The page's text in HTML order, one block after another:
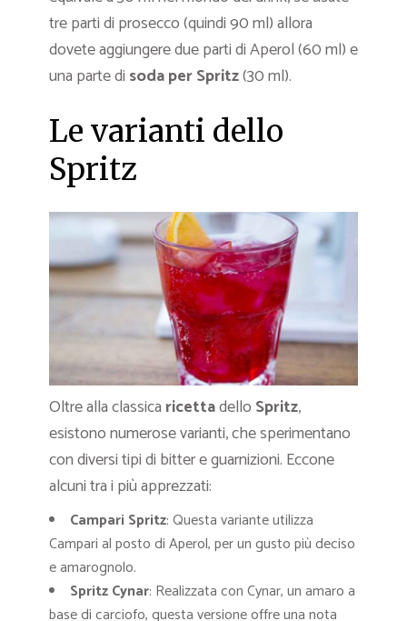
tre parti di prosecco (quindi 90 ml) allora
dovete aggiungere due parti di Aperol (60 ml) e
una parte di soda per Spritz(30 ml).
Le varianti dello
Spritz
Oltre alla classica ricettadello Spritz,
esistono numerose varianti, che sperimentano
con diversi tipi di bitter e guarnizioni. Eccone
alcuni tra i più apprezzati:
Campari Spritz: Questa variante utilizza
Campari al posto di Aperol, per un gusto più deciso
e amarognolo.
Spritz Cynar: Realizzata con Cynar, un amaro a
base di carciofo, questa versione offre una nota